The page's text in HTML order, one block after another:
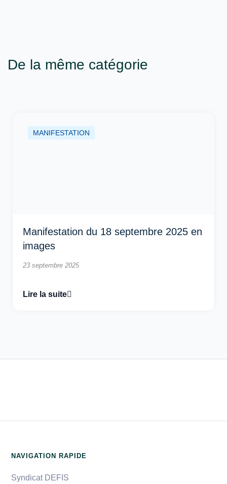
De la même catégorie
MANIFESTATION
Manifestation du 18 septembre 2025 en
images
23 septembre 2025
Lire la suite
NAVIGATION RAPIDE
Syndicat DEFIS